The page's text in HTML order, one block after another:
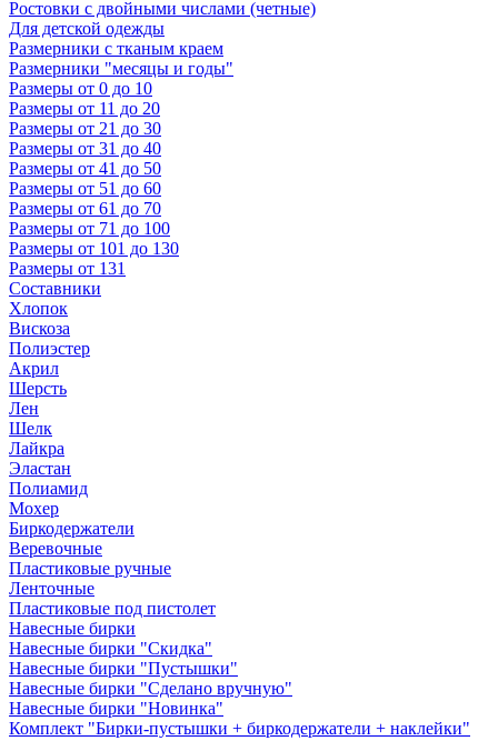
Ростовки с двойными числами (четные)
Для детской одежды
Размерники с тканым краем
Размерники "месяцы и годы"
Размеры от 0 до 10
Размеры от 11 до 20
Размеры от 21 до 30
Размеры от 31 до 40
Размеры от 41 до 50
Размеры от 51 до 60
Размеры от 61 до 70
Размеры от 71 до 100
Размеры от 101 до 130
Размеры от 131
Составники
Хлопок
Вискоза
Полиэстер
Акрил
Шерсть
Лен
Шелк
Лайкра
Эластан
Полиамид
Мохер
Биркодержатели
Веревочные
Пластиковые ручные
Ленточные
Пластиковые под пистолет
Навесные бирки
Навесные бирки "Скидка"
Навесные бирки "Пустышки"
Навесные бирки "Сделано вручную"
Навесные бирки "Новинка"
Комплект "Бирки-пустышки + биркодержатели + наклейки"